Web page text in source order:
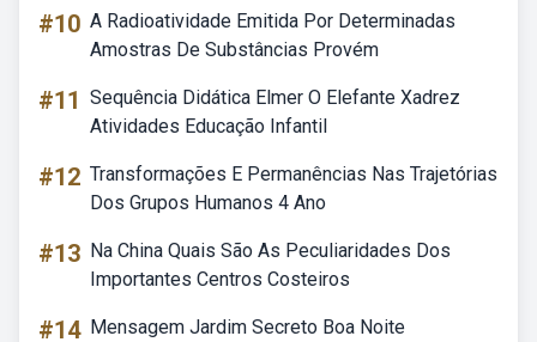
#10 A Radioatividade Emitida Por Determinadas
Amostras De Substâncias Provém
#11 Sequência Didática Elmer O Elefante Xadrez
Atividades Educação Infantil
#12 Transformações E Permanências Nas Trajetórias
Dos Grupos Humanos 4 Ano
#13 Na China Quais São As Peculiaridades Dos
Importantes Centros Costeiros
#14 Mensagem Jardim Secreto Boa Noite